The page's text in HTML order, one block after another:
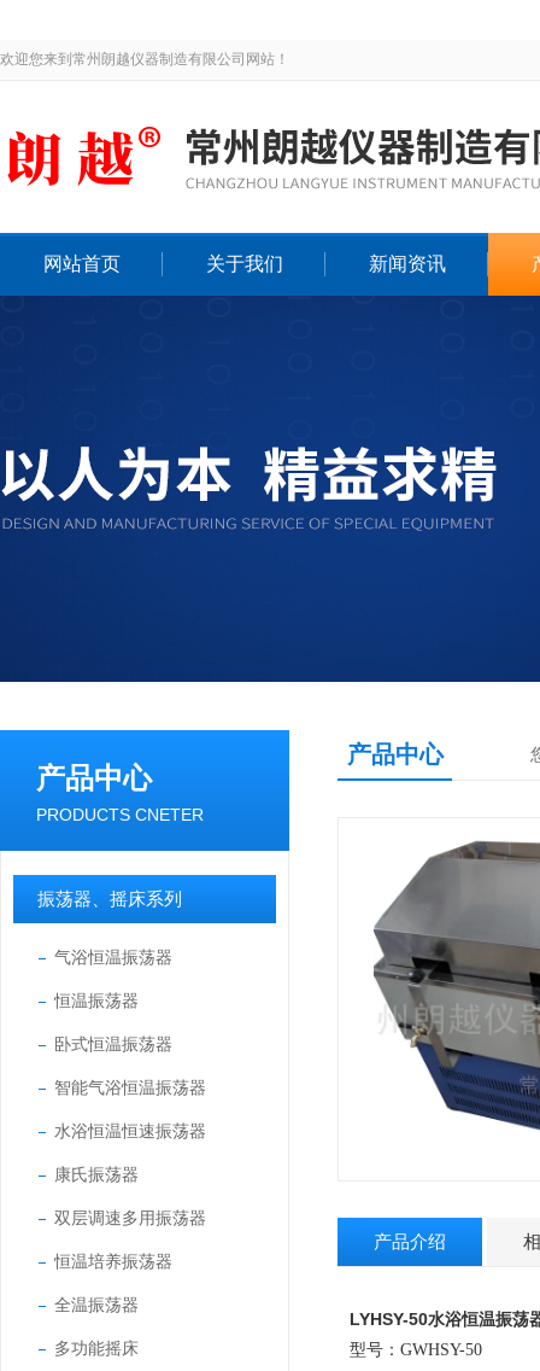
欢迎您来到常州朗越仪器制造有限公司网站！
网站首页 关于我们 新闻资讯
产品中心
PRODUCTS CNETER
振荡器、摇床系列
气浴恒温振荡器
恒温振荡器
卧式恒温振荡器
智能气浴恒温振荡器
水浴恒温恒速振荡器
康氏振荡器
双层调速多用振荡器
恒温培养振荡器
全温振荡器
多功能摇床
产品中心
产品介绍
LYHSY-50水浴恒温振荡
型号：GWHSY-50